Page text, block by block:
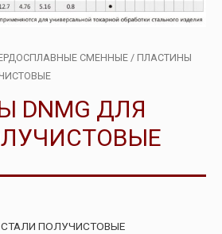
СМЕННЫЕ / ПЛАСТИНЫ
DNMG ДЛЯ
СТАЛИ ПОЛУЧИСТОВЫЕ